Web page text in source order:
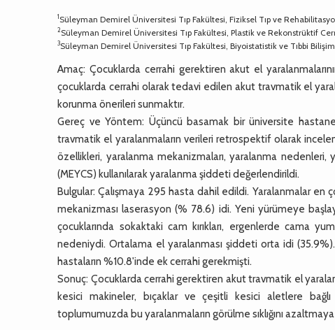
1Süleyman Demirel Üniversitesi Tıp Fakültesi, Fiziksel Tıp ve
2Süleyman Demirel Üniversitesi Tıp Fakültesi, Plastik ve Rekonstrüktif
3Süleyman Demirel Üniversitesi Tıp Fakültesi, Biyoistatistik ve Tıbbi
Amaç: Çocuklarda cerrahi gerektiren akut el
çocuklarda cerrahi olarak tedavi edilen akut travmatik el
korunma önerileri sunmaktır.
Gereç ve Yöntem: Üçüncü basamak bir üniversite
travmatik el yaralanmaların verileri retrospektif olarak
özellikleri, yaralanma mekanizmaları, yaralanma
(MEYCS) kullanılarak yaralanma şiddeti değerlendirildi.
Bulgular: Çalışmaya 295 hasta dahil edildi. Yaralanmalar en
mekanizması laserasyon (% 78.6) idi. Yeni yürümeye
çocuklarında sokaktaki cam kırıkları, ergenlerde cama
nedeniydi. Ortalama el yaralanması şiddeti orta idi
hastaların %10.8'inde ek cerrahi gerekmişti.
Sonuç: Çocuklarda cerrahi gerektiren akut travmatik el
kesici makineler, bıçaklar ve çeşitli kesici aletlere
toplumumuzda bu yaralanmaların görülme sıklığını azaltmaya